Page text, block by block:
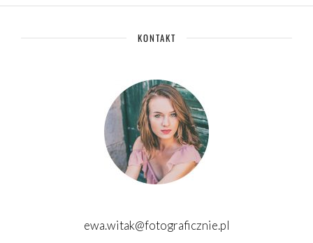
KONTAKT
ewa.witak@fotograficznie.pl